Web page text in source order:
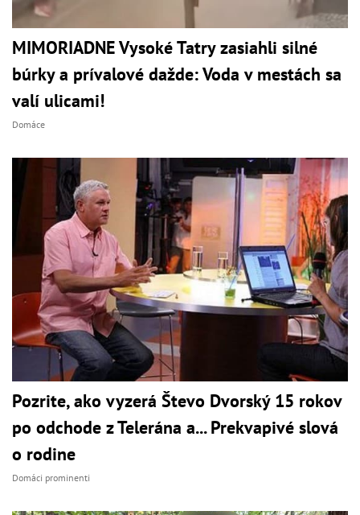
MIMORIADNE Vysoké Tatry zasiahli silné
búrky a prívalové dažde: Voda v mestách sa
valí ulicami!
Domáce
Pozrite, ako vyzerá Števo Dvorský 15 rokov
po odchode z Telerána a... Prekvapivé slová
o rodine
Domáci prominenti